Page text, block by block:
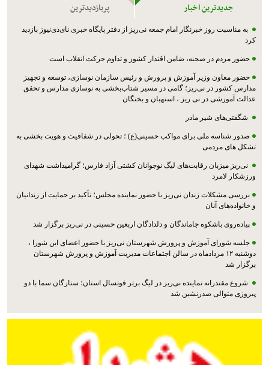
جدیدترین اخبار پربازدیدترین
به مناسبت روز خبرنگار امام جمعه نی‌ریز از دفتر پایگاه خبری نای‌ذی‌نیوز بازدید
کرد
حضور مردم در صحنه، ضامن اقتدار کشور و تداوم حرکت انقلاب است
حضور معاون وزیر آموزش و پرورش و رئیس سازمان نوسازی، توسعه و تجهیز
مدارس کشور در نی‌ریز؛ گامی در مسیر شتاب‌بخشی به نوسازی مدارس و تحقق
عدالت آموزشی در نی ریز ، استهبان و بختگان
شگفتی‌های شیر مادر
صدور شناسه ملی برای مواکب حسینی(ع) ؛ تحولی در شفافیت و هویت بخشی به
تشکل های مردمی
نی‌ریز میزبان رقابت‌های لیگ نوجوانان کشتی آزاد فارس؛ گرامیداشت شهدای
ورزشکار لامرد
بررسی مشکلات زندان نی‌ریز با حضور نماینده مجلس؛ تأکید بر حمایت از زندانیان
و خانواده‌های آنان
پیاده‌روی باشکوه جاماندگان و دلدادگان اربعین حسینی در نی‌ریز برگزار شد
جلسه شورای آموزش و پرورش شهرستان نی‌ریز با حضور اعضای این شورا ،
دوشنبه ۱۲ مردادماه در سالن اجتماعات مدیریت آموزش و پرورش شهرستان
برگزار شد
شروع مقتدرانه نماینده نی‌ریز در لیگ برتر فوتسال استان؛ ستارگان سما با دو
پیروزی متوالی صدرنشین شد